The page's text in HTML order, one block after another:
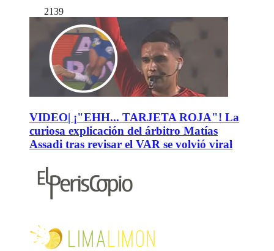
2139
VIDEO| ¡"EHH... TARJETA ROJA"! La
curiosa explicación del árbitro Matías
Assadi tras revisar el VAR se volvió viral